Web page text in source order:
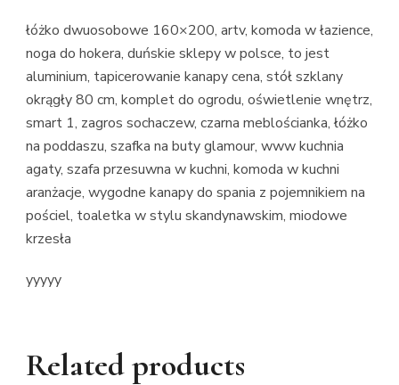
łóżko dwuosobowe 160×200, artv, komoda w łazience,
noga do hokera, duńskie sklepy w polsce, to jest
aluminium, tapicerowanie kanapy cena, stół szklany
okrągły 80 cm, komplet do ogrodu, oświetlenie wnętrz,
smart 1, zagros sochaczew, czarna meblościanka, łóżko
na poddaszu, szafka na buty glamour, www kuchnia
agaty, szafa przesuwna w kuchni, komoda w kuchni
aranżacje, wygodne kanapy do spania z pojemnikiem na
pościel, toaletka w stylu skandynawskim, miodowe
krzesła
yyyyy
Related products